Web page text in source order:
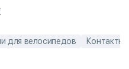
для велосипедов